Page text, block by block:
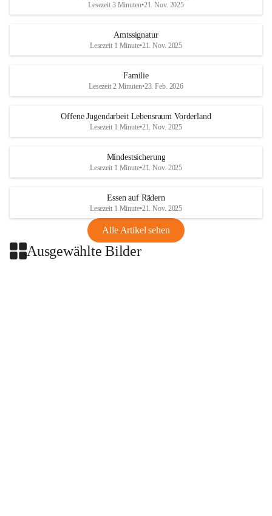
Lesezeit 3 Minuten•21. Nov. 2025
Amtssignatur
Lesezeit 1 Minute•21. Nov. 2025
Familie
Lesezeit 2 Minuten•23. Feb. 2026
Offene Jugendarbeit Lebensraum Vorderland
Lesezeit 1 Minute•21. Nov. 2025
Mindestsicherung
Lesezeit 1 Minute•21. Nov. 2025
Essen auf Rädern
Lesezeit 1 Minute•21. Nov. 2025
Alle Artikel sehen
Ausgewählte Bilder